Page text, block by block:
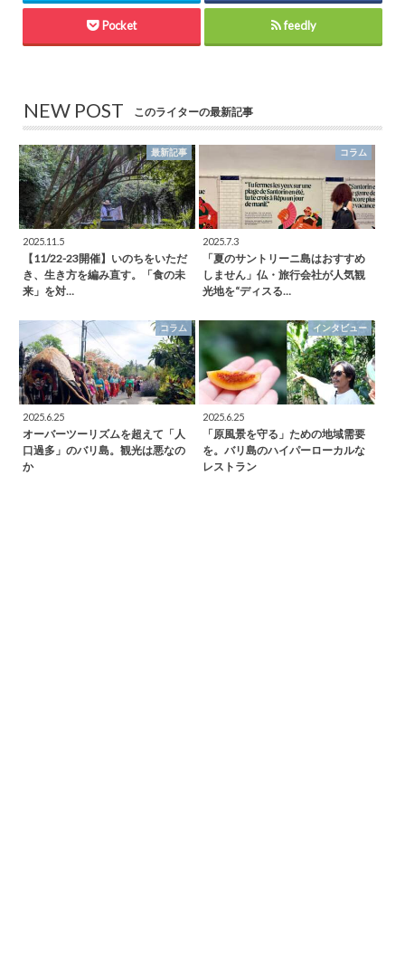
Pocket feedly
NEW POST このライターの最新記事
最新記事
2025.11.5
【11/22-23開催】いのちをいただ
き、生き方を編み直す。「食の未
来」を対…
コラム
2025.7.3
「夏のサントリーニ島はおすすめ
しません」仏・旅行会社が人気観
光地を“ディスる…
コラム
2025.6.25
オーバーツーリズムを超えて「人
口過多」のバリ島。観光は悪なの
か
インタビュー
2025.6.25
「原風景を守る」ための地域需要
を。バリ島のハイパーローカルな
レストラン